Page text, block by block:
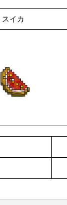
スイカ